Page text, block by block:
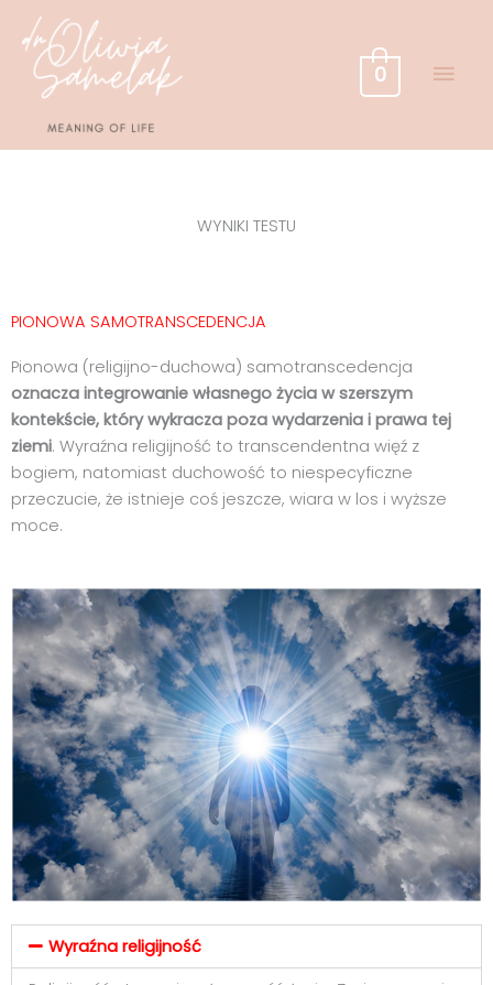
Przejdź
treści
0
WYNIKI TESTU
PIONOWA SAMOTRANSCEDENCJA
Pionowa (religijno-duchowa) samotranscedencja
oznacza integrowanie własnego życia w szerszym
kontekście, który wykracza poza wydarzenia i prawa tej
ziemi. Wyraźna religijność to transcendentna więź z
bogiem, natomiast duchowość to niespecyficzne
przeczucie, że istnieje coś jeszcze, wiara w los i wyższe
moce.
Wyraźna religijność